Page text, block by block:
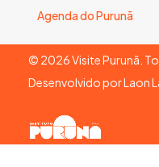
Agenda do Purunã
© 2026Visite Purunã.
Desenvolvido porLaon